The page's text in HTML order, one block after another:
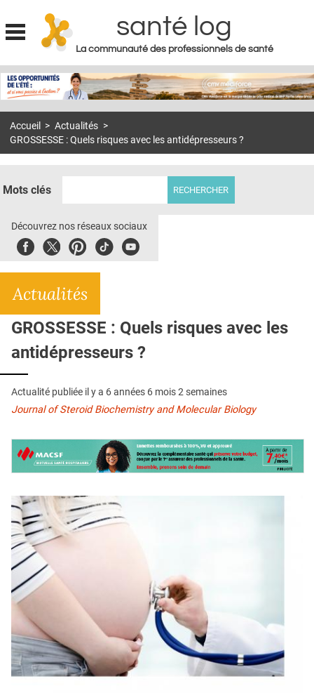
Jump to navigation
santé log
La communauté des professionnels de santé
MON COMPTE
S'ABONNER À LA REVUE SOIN À DOMICILE
DOSSIERS
E-REVUE SAD
L'APP
QUI SOMMES-NOUS ?
PUBLICITÉ
CONDITIONS GÉNÉRALES
CONTACT
Accueil > Actualités >
GROSSESSE : Quels risques avec les antidépresseurs ?
Mots clés
Découvrez nos réseaux sociaux
FacebookTwitterPinterest
TiktokYoubute
Actualités
GROSSESSE : Quels risques avec les
antidépresseurs ?
Actualité publiée il y a 6 années 6 mois 2 semaines
Journal of Steroid Biochemistry and Molecular Biology